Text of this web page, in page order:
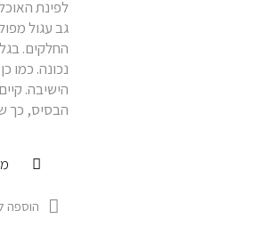
לפינת
גב עגול
החלקים.
נכונה. כמו
הישיבה.
הבסיס, כך
הוספה